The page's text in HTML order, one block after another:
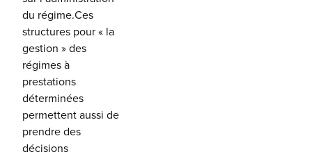
du régime.Ces
structures pour « la
gestion » des
régimes à
prestations
déterminées
permettent aussi de
prendre des
décisions